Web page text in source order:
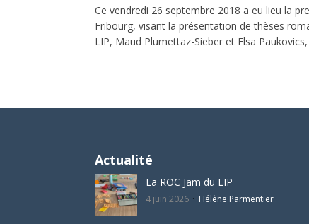
Ce vendredi 26 septembre 2018 a eu lieu la
Fribourg, visant la présentation de thèses
LIP, Maud Plumettaz-Sieber et Elsa
Actualité
La ROC Jam du LIP
4 juin 2026 Hélène Parmentier